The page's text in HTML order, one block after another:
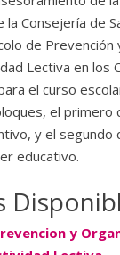
la Consejería de
de Prevención
Lectiva en los
el curso
el primero
y el segundo
educativo.
y